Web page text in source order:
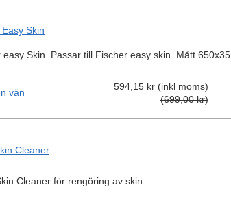
Skin
easy Skin. Passar till Fischer easy skin. Mått 650x35
vän
594,15 kr (inkl moms)
(699,00 kr)
Cleaner
Cleaner för rengöring av skin.